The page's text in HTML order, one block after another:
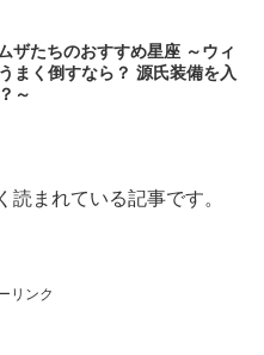
ザたちのおすすめ星座 ～ウィ
まく倒すなら？ 源氏装備を入
～
まれている記事です。
リンク